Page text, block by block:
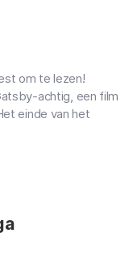
om te lezen!
achtig, een film
einde van het